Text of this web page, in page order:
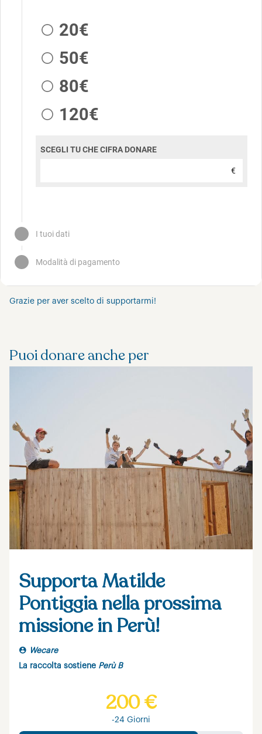
Grazie per aver scelto di supportarmi!
Puoi donare anche per
Supporta Matilde
Pontiggia nella prossima
missione in Perù!
Wecare
La raccolta sostiene Perù B
200 €
-24 Giorni